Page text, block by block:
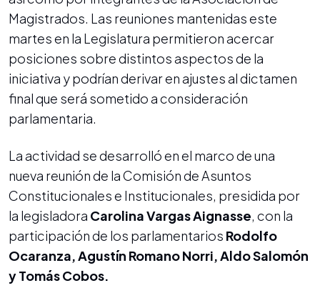
Magistrados. Las reuniones mantenidas este
martes en la Legislatura permitieron acercar
posiciones sobre distintos aspectos de la
iniciativa y podrían derivar en ajustes al dictamen
final que será sometido a consideración
parlamentaria.
La actividad se desarrolló en el marco de una
nueva reunión de la Comisión de Asuntos
Constitucionales e Institucionales, presidida por
la legisladora Carolina Vargas Aignasse, con la
participación de los parlamentarios Rodolfo
Ocaranza, Agustín Romano Norri, Aldo Salomón
y Tomás Cobos.